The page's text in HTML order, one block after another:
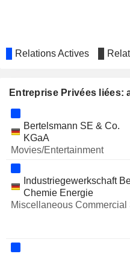
TECHNOTRANS SE
CALIDA HOLDING AG
MEDIOS AG
LIMONEIRA
SUPREMEX INC.
WARNER MUSIC
Relations Actives
Entreprise Privées liées:
Bertelsmann SE & Co.
KGaA
Movies/Entertainment
Industriegewerkschaft
Chemie Energie
Miscellaneous Commercial